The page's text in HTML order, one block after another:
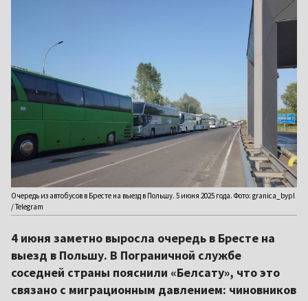
Очередь из автобусов в Бресте на выезд в Польшу. 5 июня 2025 года. Фото: granica_bypl
/ Telegram
4 июня заметно выросла очередь в Бресте на
выезд в Польшу. В Пограничной службе
соседней страны пояснили «Белсату», что это
связано с миграционным давлением: чиновников